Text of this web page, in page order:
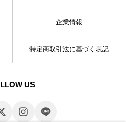
企業情報
特定商取引法に基づく表記
US